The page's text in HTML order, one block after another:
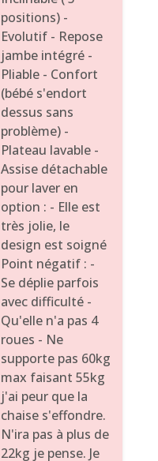
positions) -
Evolutif - Repose
jambe intégré -
Pliable - Confort
(bébé s'endort
dessus sans
problème) -
Plateau lavable -
Assise détachable
pour laver en
option : - Elle est
très jolie, le
design est soigné
Point négatif : -
Se déplie parfois
avec difficulté -
Qu'elle n'a pas 4
roues - Ne
supporte pas 60kg
max faisant 55kg
j'ai peur que la
chaise s'effondre.
N'ira pas à plus de
22kg je pense. Je